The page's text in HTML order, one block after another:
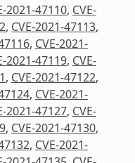
2021-47110, CVE-
, CVE-2021-47113,
, CVE-2021-
2021-47119, CVE-
, CVE-2021-47122,
, CVE-2021-
2021-47127, CVE-
, CVE-2021-47130,
, CVE-2021-